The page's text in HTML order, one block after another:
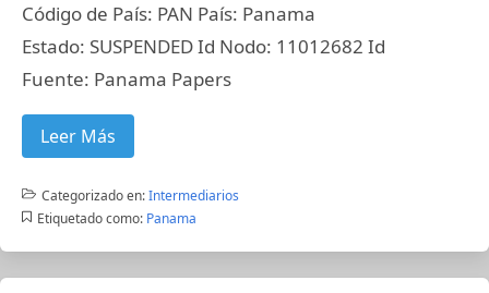
Código de País: PAN País: Panama
Estado: SUSPENDED Id Nodo: 11012682 Id
Fuente: Panama Papers
Leer Más
Categorizado en:Intermediarios
Etiquetado como: Panama